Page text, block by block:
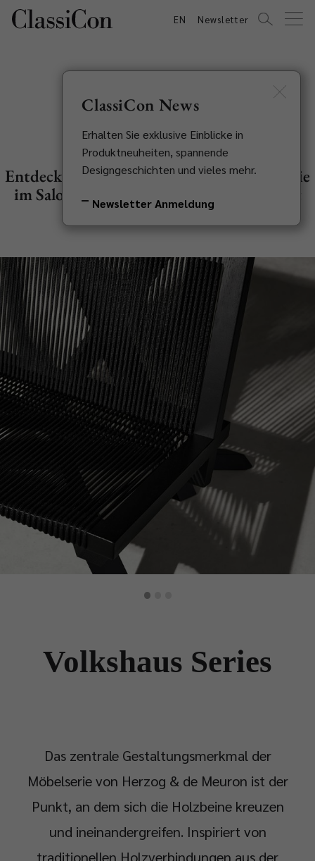
EN Newsletter
Neuheiten 2024
Entdecken Sie unsere Produktneuheiten, die
im Salone del Mobile erstmalig präsentiert
wurden
···
Volkshaus Series
Das zentrale Gestaltungsmerkmal der
Möbelserie von Herzog & de Meuron ist der
Punkt, an dem sich die Holzbeine kreuzen
und ineinandergreifen. Inspiriert von
traditionellen Holzverbindungen aus der
ClassiCon News
Erhalten Sie exklusive Einblicke in
Produktneuheiten, spannende
Designgeschichten und vieles mehr.
Newsletter Anmeldung